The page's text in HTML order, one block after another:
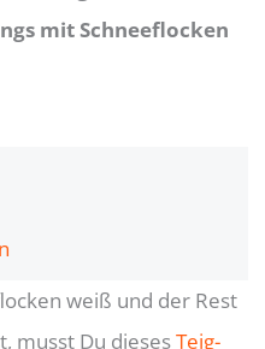
mit Schneeflocken
weiß und der Rest
musst Du diesesTeig-